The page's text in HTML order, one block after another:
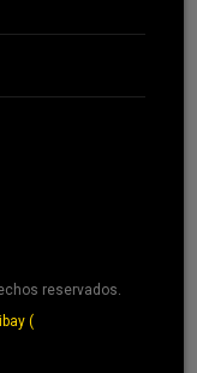
reservados.
(